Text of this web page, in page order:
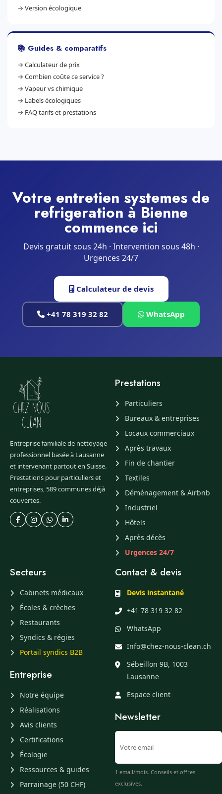
→ Version écologique
📚 Guides & comparatifs
→ Calculateur de prix
→ Combien coûte ce service ?
→ Vapeur vs chimique
→ Labels écologiques
→ FAQ tarifs et prestations
Votre entretien systemes de
refrigeration à Bienne
commence ici
Devis gratuit sous 24h · Intervention sous 48h ·
Urgences 24/7
Calculateur de devis
+41 78 319 32 82 WhatsApp
Entreprise familiale de nettoyage
professionnel basée à Lausanne
et intervenant partout en Suisse.
Prestations pour particuliers et
entreprises, 589 communes déjà
couvertes.
Prestations
Particuliers
Bureaux & entreprises
Locaux commerciaux
Après travaux
Fin de chantier
Textiles
Déménagement & Airbnb
Industriel
Hôtels
Après décès
Urgences 24/7
Secteurs
Cabinets médicaux
Écoles & crèches
Restaurants
Syndics & régies
Portail syndics B2B
Entreprise
Notre équipe
Réalisations
Avis clients
Certifications
Écologie
Ressources & guides
Parrainage (50 CHF)
Contact & devis
Devis instantané
+41 78 319 32 82
WhatsApp
Info@chez-nous-clean.ch
Sébeillon 9B, 1003
Lausanne
Espace client
Newsletter
1 email/mois. Conseils et offres
exclusives.